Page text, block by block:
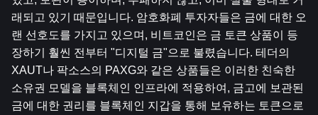
래되고 있기 때문입니다. 암호화폐 투자자들은 금에 대한 오
랜 선호도를 가지고 있으며, 비트코인은 금 토큰 상품이 등
장하기 훨씬 전부터 "디지털 금"으로 불렸습니다. 테더의
XAUT나 팍소스의 PAXG와 같은 상품들은 이러한 친숙한
소유권 모델을 블록체인 인프라에 적용하여, 금고에 보관된
금에 대한 권리를 블록체인 지갑을 통해 보유하는 토큰으로